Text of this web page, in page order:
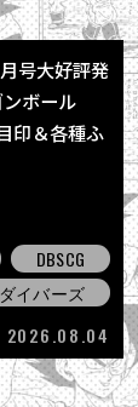
号大好評発
ボール
印＆各種ふ
DBSCG
イバーズ
2026.08.04